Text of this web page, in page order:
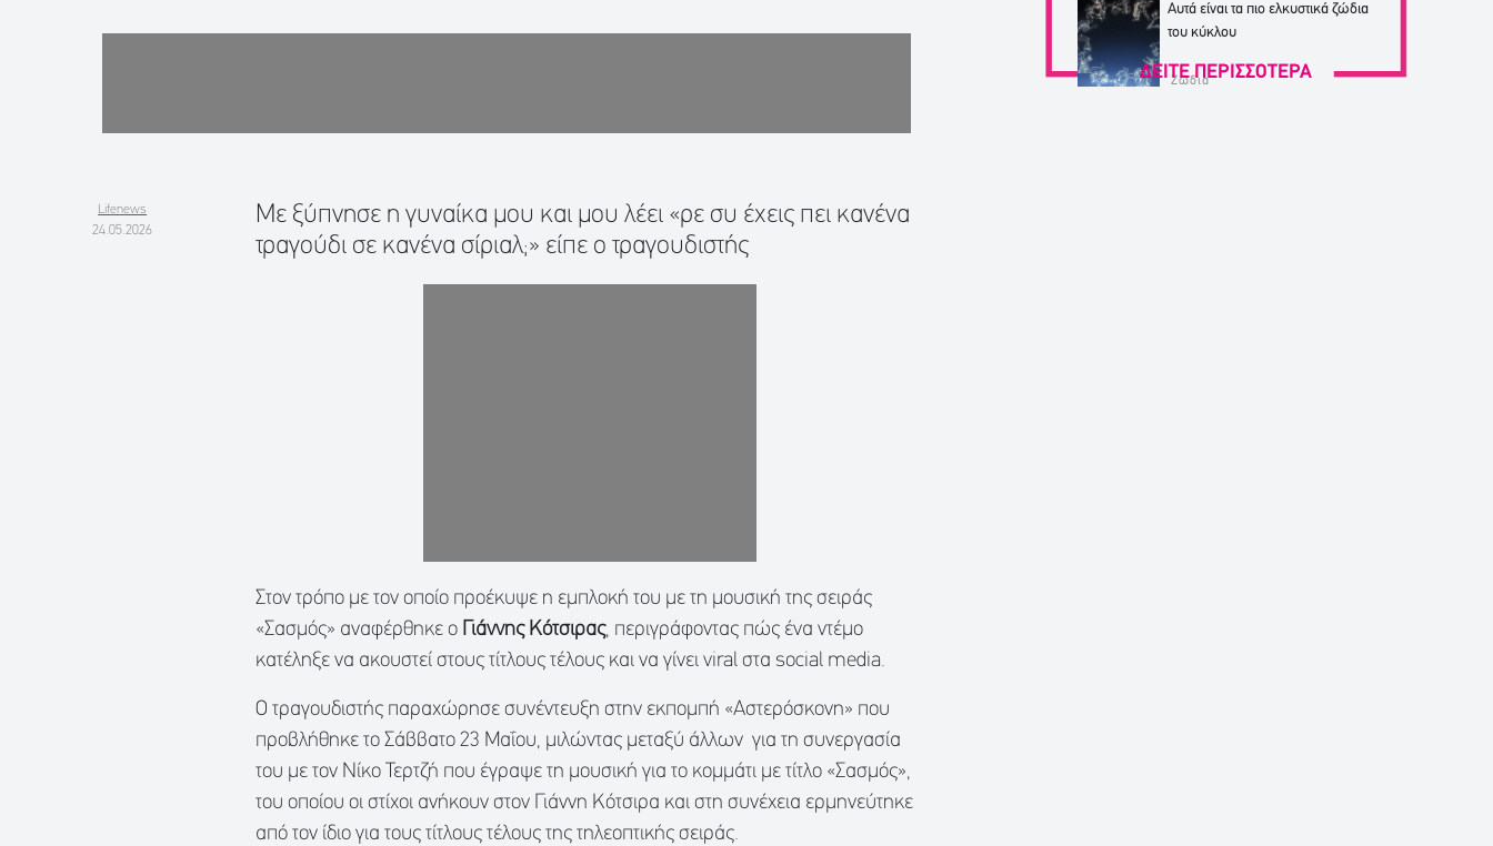
Lifenews
24.05.2026
Με ξύπνησε η γυναίκα μου και μου λέει «ρε συ έχεις πει κανένα
τραγούδι σε κανένα σίριαλ;» είπε ο τραγουδιστής
Στον τρόπο με τον οποίο προέκυψε η εμπλοκή του με τη μουσική της σειράς
«Σασμός» αναφέρθηκε ο Γιάννης Κότσιρας, περιγράφοντας πώς ένα ντέμο
κατέληξε να ακουστεί στους τίτλους τέλους και να γίνει viral στα social media.
Ο τραγουδιστής παραχώρησε συνέντευξη στην εκπομπή «Αστερόσκονη» που
προβλήθηκε το Σάββατο 23 Μαΐου, μιλώντας μεταξύ άλλων για τη συνεργασία
του με τον Νίκο Τερτζή που έγραψε τη μουσική για το κομμάτι με τίτλο «Σασμός»,
του οποίου οι στίχοι ανήκουν στον Γιάννη Κότσιρα και στη συνέχεια ερμηνεύτηκε
από τον ίδιο για τους τίτλους τέλους της τηλεοπτικής σειράς.
Αυτά είναι τα πιο ελκυστικά ζώδια
του κύκλου
Ζώδια
ΔΕΙΤΕ ΠΕΡΙΣΣΟΤΕΡΑ